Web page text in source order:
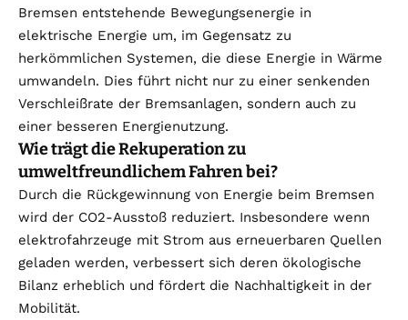
Bremsen entstehende Bewegungsenergie in
elektrische Energie um, im Gegensatz zu
herkömmlichen Systemen, die diese Energie in Wärme
umwandeln. Dies führt nicht nur zu einer senkenden
Verschleißrate der Bremsanlagen, sondern auch zu
einer besseren Energienutzung.
Wie trägt die Rekuperation zu
umweltfreundlichem Fahren bei?
Durch die Rückgewinnung von Energie beim Bremsen
wird der CO2-Ausstoß reduziert. Insbesondere wenn
elektrofahrzeuge mit Strom aus erneuerbaren Quellen
geladen werden, verbessert sich deren ökologische
Bilanz erheblich und fördert die Nachhaltigkeit in der
Mobilität.